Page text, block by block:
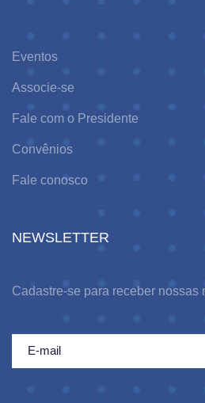
Eventos
Associe-se
Fale com o Presidente
Convênios
Fale conosco
NEWSLETTER
Cadastre-se para receber nossas